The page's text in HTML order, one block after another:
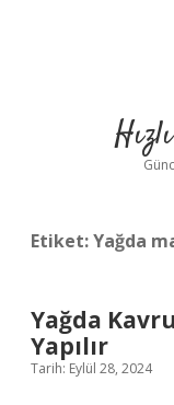
Etiket:Yağda
Yağda
Yapılır
Tarih: Eylül 28, 2024